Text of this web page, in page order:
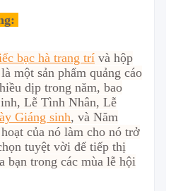
bạc hà trang trí và hộp
một sản phẩm quảng cáo
dịp trong năm, bao
Lễ Tình Nhân, Lễ
Giáng sinh, và Năm
của nó làm cho nó trở
tuyệt vời để tiếp thị
bạn trong các mùa lễ hội